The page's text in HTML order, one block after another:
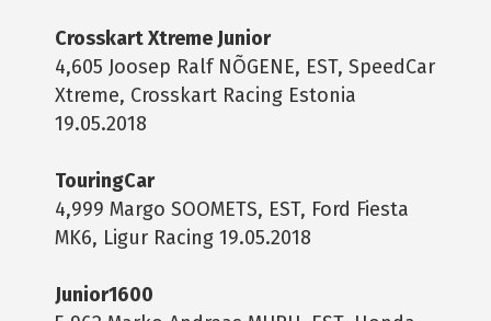
Crosskart Xtreme Junior
4,605 Joosep Ralf NÕGENE, EST, SpeedCar
Xtreme, Crosskart Racing Estonia
19.05.2018
TouringCar
4,999 Margo SOOMETS, EST, Ford Fiesta
MK6, Ligur Racing 19.05.2018
Junior1600